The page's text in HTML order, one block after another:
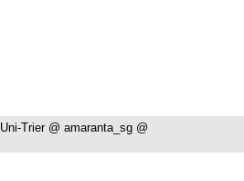
Uni-Trier @ amaranta_sg @